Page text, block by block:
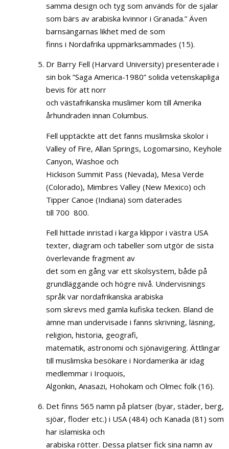
samma design och tyg som används för de sjalar
som bärs av arabiska kvinnor i Granada.” Även
barnsängarnas likhet med de som
finns i Nordafrika uppmärksammades (15).
Dr Barry Fell (Harvard University) presenterade i
sin bok ”Saga America-1980” solida vetenskapliga
bevis för att norr
och västafrikanska muslimer kom till Amerika
århundraden innan Columbus.
Fell upptäckte att det fanns muslimska skolor i
Valley of Fire, Allan Springs, Logomarsino, Keyhole
Canyon, Washoe och
Hickison Summit Pass (Nevada), Mesa Verde
(Colorado), Mimbres Valley (New Mexico) och
Tipper Canoe (Indiana) som daterades
till 700  800.
Fell hittade inristad i karga klippor i västra USA
texter, diagram och tabeller som utgör de sista
överlevande fragment av
det som en gång var ett skolsystem, både på
grundläggande och högre nivå. Undervisnings
språk var nordafrikanska arabiska
som skrevs med gamla kufiska tecken. Bland de
ämne man undervisade i fanns skrivning, läsning,
religion, historia, geografi,
matematik, astronomi och sjönavigering. Ättlingar
till muslimska besökare i Nordamerika är idag
medlemmar i Iroquois,
Algonkin, Anasazi, Hohokam och Olmec folk (16).
Det finns 565 namn på platser (byar, städer, berg,
sjöar, floder etc.) i USA (484) och Kanada (81) som
har islamiska och
arabiska rötter. Dessa platser fick sina namn av